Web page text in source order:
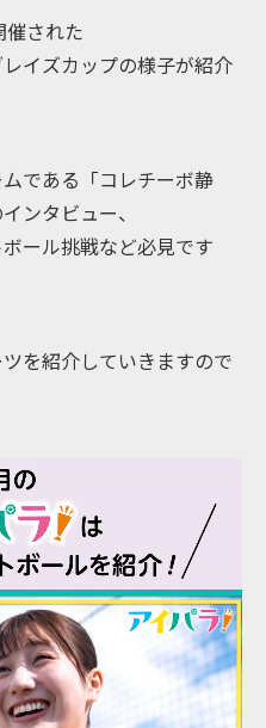
された
イズカップの様子が紹介
である「コレチーボ静
ンタビュー、
ール挑戦など必見です
を紹介していきますので